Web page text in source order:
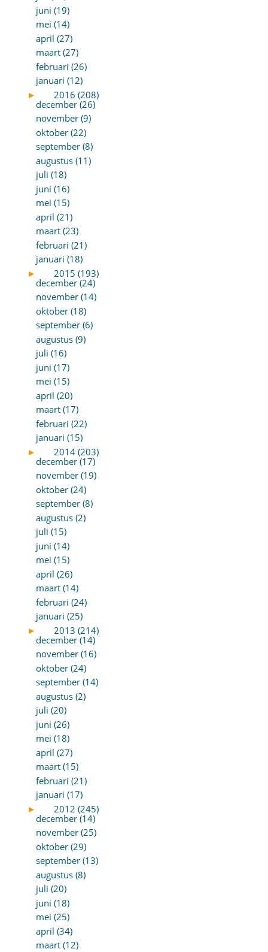
juni (19)
mei (14)
april (27)
maart (27)
februari (26)
januari (12)
►
2016 (208)
december (26)
november (9)
oktober (22)
september (8)
augustus (11)
juli (18)
juni (16)
mei (15)
april (21)
maart (23)
februari (21)
januari (18)
►
2015 (193)
december (24)
november (14)
oktober (18)
september (6)
augustus (9)
juli (16)
juni (17)
mei (15)
april (20)
maart (17)
februari (22)
januari (15)
►
2014 (203)
december (17)
november (19)
oktober (24)
september (8)
augustus (2)
juli (15)
juni (14)
mei (15)
april (26)
maart (14)
februari (24)
januari (25)
►
2013 (214)
december (14)
november (16)
oktober (24)
september (14)
augustus (2)
juli (20)
juni (26)
mei (18)
april (27)
maart (15)
februari (21)
januari (17)
►
2012 (245)
december (14)
november (25)
oktober (29)
september (13)
augustus (8)
juli (20)
juni (18)
mei (25)
april (34)
maart (12)